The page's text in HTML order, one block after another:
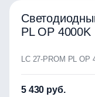
PL OP 4000K
LC 27-PROM PL OP
5 430 руб.